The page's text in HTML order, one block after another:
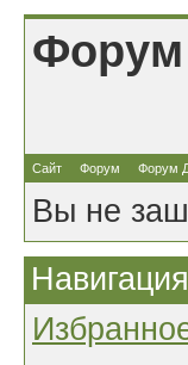
Форум
Сайт Форум Форум
Вы не